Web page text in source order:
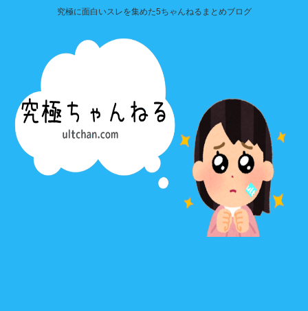
究極に面白いスレを集めた5ちゃんねるまとめブログ